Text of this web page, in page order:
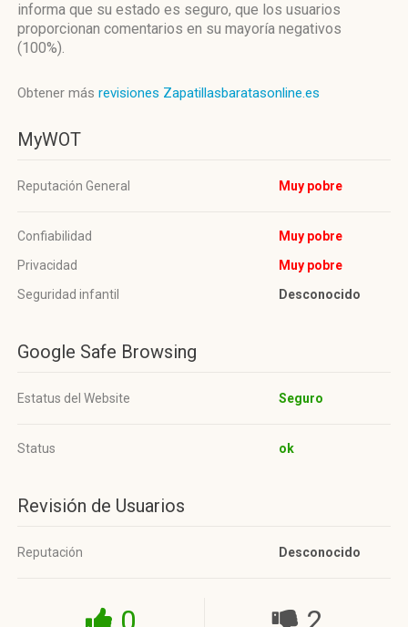
informa que su estado es seguro, que los usuarios
proporcionan comentarios en su mayoría negativos
(100%).
Obtener más revisiones Zapatillasbaratasonline.es
MyWOT
Reputación General Muy pobre
Confiabilidad
Muy pobre
Privacidad
Muy pobre
Seguridad infantil
Desconocido
Google Safe Browsing
Estatus del Website Seguro
Status ok
Revisión de Usuarios
Reputación Desconocido